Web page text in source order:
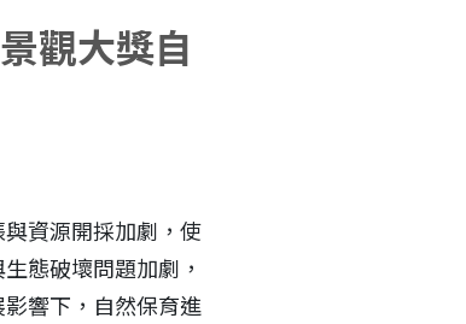
觀大獎自
資源開採加劇，使
態破壞問題加劇，
響下，自然保育進